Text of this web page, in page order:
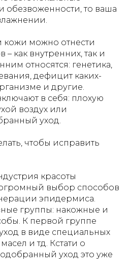
то ваша
кожи можно отнести
как внутренних, так и
относятся: генетика,
дефицит каких-
и другие.
в себя: плохую
воздух или
уход.
чтобы исправить
красоты
огромный выбор способов
эпидермиса.
группы: накожные и
К первой группе
в виде специальных
и тд. Кстати о
уход это уже